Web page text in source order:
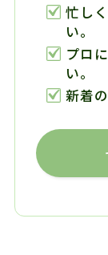
忙し
い。
プロ
い。
新着